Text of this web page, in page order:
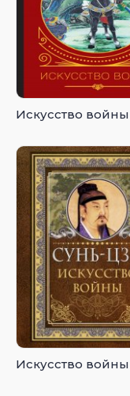
Искусство войны
Искусство войны